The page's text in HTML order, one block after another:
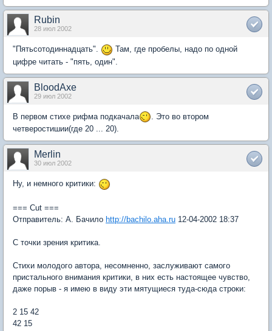
Rubin
28 июл 2002
"Пятьсотодиннадцать".
Там, где пробелы, надо по одной
цифре читать - "пять, один".
BloodAxe
29 июл 2002
В первом стихе рифма подкачала
. Это во втором
четверостишии(где 20 ... 20).
Merlin
30 июл 2002
Ну, и немного критики:
=== Cut ===
Отправитель: А. Бачило http://bachilo.aha.ru 12-04-2002 18:37
С точки зрения критика.
Стихи молодого автора, несомненно, заслуживают самого
пристального внимания критики, в них есть настоящее чувство,
даже порыв - я имею в виду эти мятущиеся туда-сюда строки:
2 15 42
42 15